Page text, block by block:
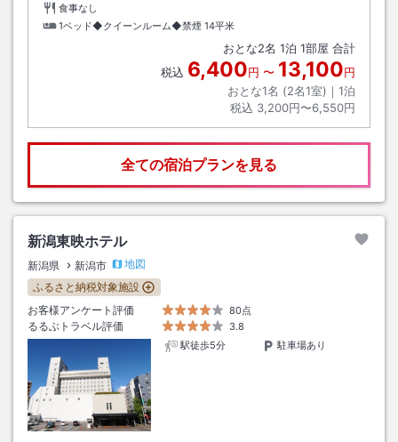
食事なし
1ベッド◆クイーンルーム◆禁煙 14平米
おとな2名 1泊 1部屋 合計
税込 6,400円 〜 13,100円
おとな1名 (2名1室)｜ 1泊
税込 3,200円〜6,550円
全ての宿泊プランを見る
新潟東映ホテル
新潟県 新潟市
地図
ふるさと納税対象施設
お客様アンケート評価
80点
るるぶトラベル評価
3.8
駅徒歩5分
駐車場あり